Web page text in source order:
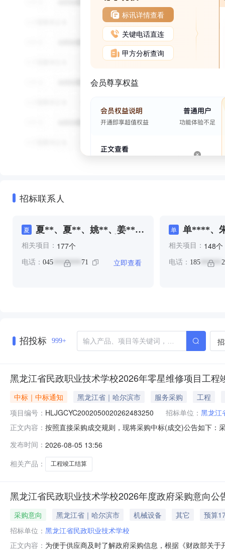
标讯详情查看
关键电话直连
甲方分析查询
会员尊享权益
招标联系人
夏
夏**、夏**、姚**、姜**、
朱**、朱**、李**、王**、
相关项目： 177个
电话： 045 ******** 71 立即查看
单 单****、
相关项目： 148个
电话： 185******
招投标 999+
黑龙江省民政职业技术学校2026年零星维修项目工程
中标｜中标通知 黑龙江省｜哈尔滨市 服务采购
工程
项目编号： HLJGCYC2002050020262483250 招标单位： 黑龙江
正文内容： 按照直接采购成交规则，现将采购中标(成交)公告如下
现成交山东中兆设计集团有限公司加格达奇分公司中选
发布时间： 2026-08-05 13:56
相关产品：
工程竣工结算
黑龙江省民政职业技术学校2026年度政府采购意向公
采购意向 黑龙江省｜哈尔滨市 机械设备 其它
预算
招标单位： 黑龙江省民政职业技术学校
正文内容： 为便于供应商及时了解政府采购信息，根据《财政部关